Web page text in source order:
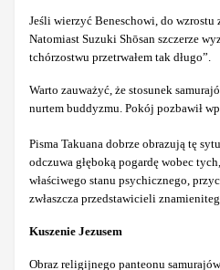
Jeśli wierzyć Beneschowi, do
Natomiast Suzuki Shōsan szczerze
tchórzostwu przetrwałem tak długo”.
Warto zauważyć, że stosunek
nurtem buddyzmu. Pokój pozbawił
Pisma Takuana dobrze obrazują tę
odczuwa głęboką pogardę wobec
właściwego stanu psychicznego,
zwłaszcza przedstawicieli
Kuszenie Jezusem
Obraz religijnego panteonu